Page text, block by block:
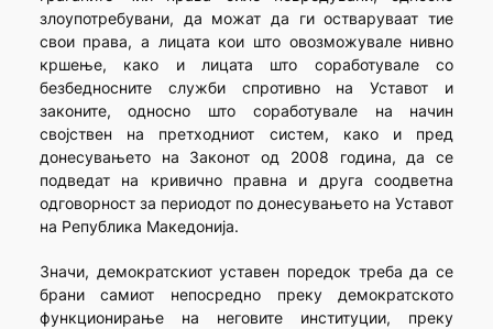
злоупотребувани, да можат да ги остваруваат тие
свои права, а лицата кои што овозможувале нивно
кршење, како и лицата што соработувале со
безбедносните служби спротивно на Уставот и
законите, односно што соработувале на начин
својствен на претходниот систем, како и пред
донесувањето на Законот од 2008 година, да се
подведат на кривично правна и друга соодветна
одговорност за периодот по донесувањето на Уставот
на Република Македонија.
Значи, демократскиот уставен поредок треба да се
брани самиот непосредно преку демократското
функционирање на негови­те институции, преку